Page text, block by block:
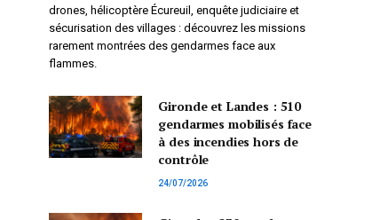
drones, hélicoptère Écureuil, enquête judiciaire et
sécurisation des villages : découvrez les missions
rarement montrées des gendarmes face aux
flammes.
Gironde et Landes : 510
gendarmes mobilisés face
à des incendies hors de
contrôle
24/07/2026